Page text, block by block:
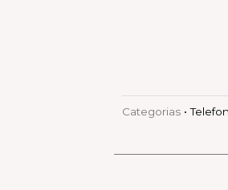
Categorias •